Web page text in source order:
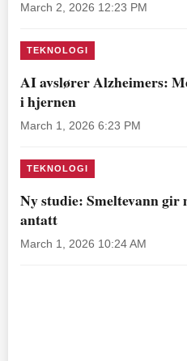
March 2, 2026 12:23 PM
TEKNOLOGI
AI avslører Alzheimers:
i hjernen
March 1, 2026 6:23 PM
TEKNOLOGI
Ny studie: Smeltevann
antatt
March 1, 2026 10:24 AM